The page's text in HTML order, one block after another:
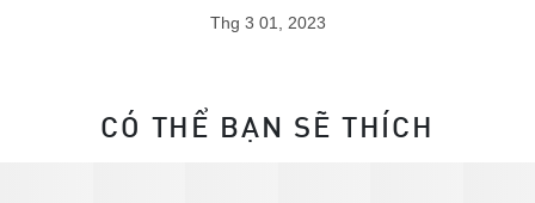
Thg 3 01, 2023
CÓ THỂ BẠN SẼ THÍCH